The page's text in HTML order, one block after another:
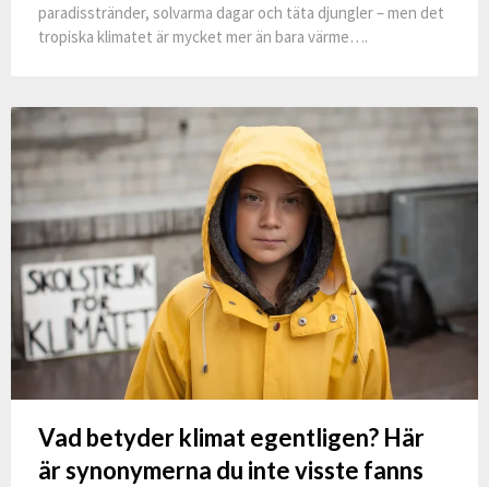
paradisstränder, solvarma dagar och täta djungler – men det
tropiska klimatet är mycket mer än bara värme….
Vad betyder klimat egentligen? Här
är synonymerna du inte visste fanns